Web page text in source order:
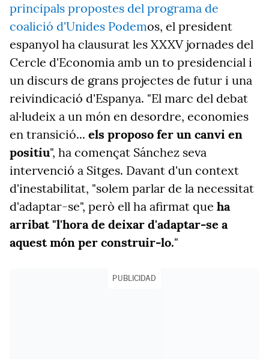
principals propostes del programa de
coalició d'Unides Podemos, el president
espanyol ha clausurat les XXXV jornades del
Cercle d'Economia amb un to presidencial i
un discurs de grans projectes de futur i una
reivindicació d'Espanya. "El marc del debat
al·ludeix a un món en desordre, economies
en transició... els proposo fer un canvi en
positiu", ha començat Sánchez seva
intervenció a Sitges. Davant d'un context
d'inestabilitat, "solem parlar de la necessitat
d'adaptar-se", però ell ha afirmat que ha
arribat "l'hora de deixar d'adaptar-se a
aquest món per construir-lo."
PUBLICIDAD